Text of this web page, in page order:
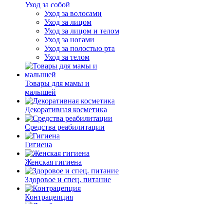
Уход за собой
Уход за волосами
Уход за лицом
Уход за лицом и телом
Уход за ногами
Уход за полостью рта
Уход за телом
Товары для мамы и
малышей
Декоративная косметика
Средства реабилитации
Гигиена
Женская гигиена
Здоровое и спец. питание
Контрацепция